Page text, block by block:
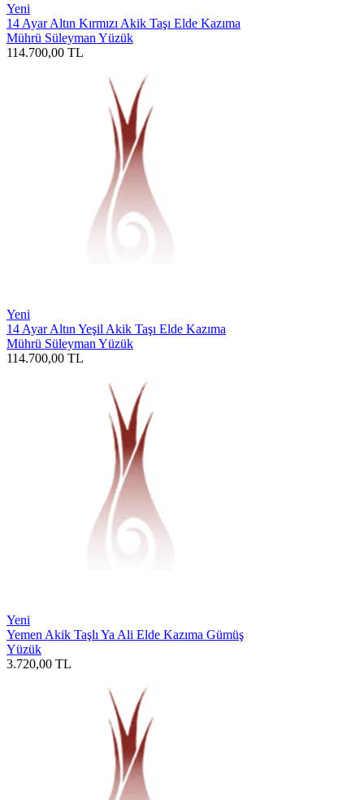
Yeni
14 Ayar Altın Kırmızı Akik Taşı Elde Kazıma
Mührü Süleyman Yüzük
114.700,00 TL
Yeni
14 Ayar Altın Yeşil Akik Taşı Elde Kazıma
Mührü Süleyman Yüzük
114.700,00 TL
Yeni
Yemen Akik Taşlı Ya Ali Elde Kazıma Gümüş
Yüzük
3.720,00 TL